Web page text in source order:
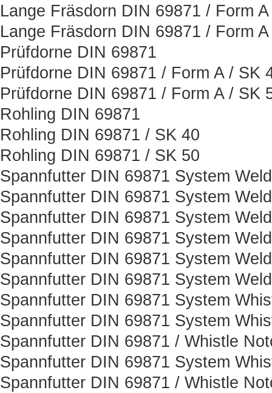
Lange Fräsdorn DIN 69871 / Form
Lange Fräsdorn DIN 69871 / Form
Prüfdorne DIN 69871
Prüfdorne DIN 69871 / Form A / SK
Prüfdorne DIN 69871 / Form A / SK
Rohling DIN 69871
Rohling DIN 69871 / SK 40
Rohling DIN 69871 / SK 50
Spannfutter DIN 69871 System
Spannfutter DIN 69871 System
Spannfutter DIN 69871 System
Spannfutter DIN 69871 System
Spannfutter DIN 69871 System
Spannfutter DIN 69871 System
Spannfutter DIN 69871 System
Spannfutter DIN 69871 System
Spannfutter DIN 69871 / Whistle
Spannfutter DIN 69871 System
Spannfutter DIN 69871 / Whistle